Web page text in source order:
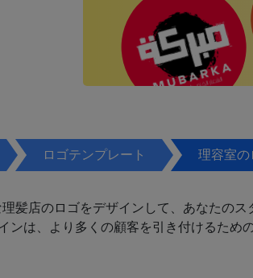
ロゴテンプレート 理容室の
髪店のロゴをデザインして、あなたの
ンは、より多くの顧客を引き付けるため